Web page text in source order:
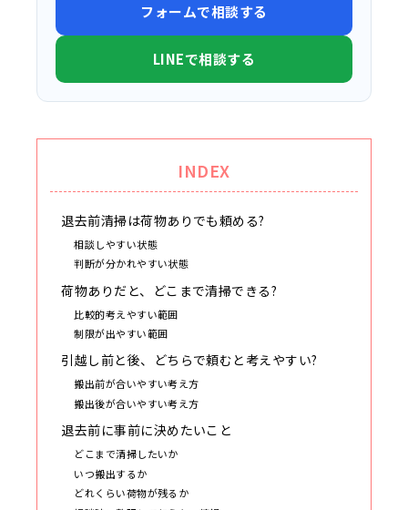
フォームで相談する
LINEで相談する
INDEX
退去前清掃は荷物ありでも頼める?
相談しやすい状態
判断が分かれやすい状態
荷物ありだと、どこまで清掃できる?
比較的考えやすい範囲
制限が出やすい範囲
引越し前と後、どちらで頼むと考えやすい?
搬出前が合いやすい考え方
搬出後が合いやすい考え方
退去前に事前に決めたいこと
どこまで清掃したいか
いつ搬出するか
どれくらい荷物が残るか